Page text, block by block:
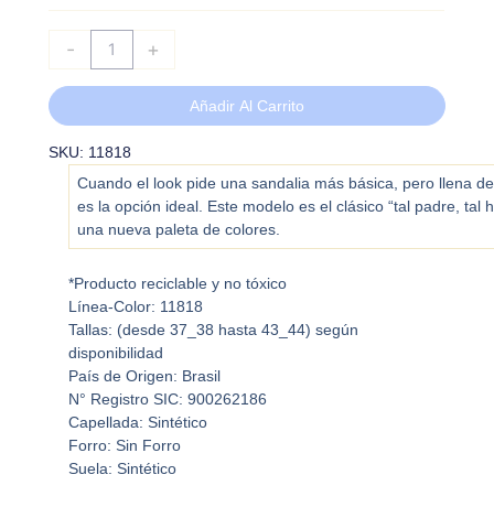
- +
Añadir Al Carrito
SKU: 11818
Cuando el look pide una sandalia más básica, pero llena
es la opción ideal. Este modelo es el clásico “tal padre, tal
una nueva paleta de colores.
*Producto reciclable y no tóxico
Línea-Color: 11818
Tallas: (desde 37_38 hasta 43_44) según
disponibilidad
País de Origen: Brasil
N° Registro SIC: 900262186
Capellada: Sintético
Forro: Sin Forro
Suela: Sintético